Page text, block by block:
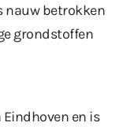
nauw betrokken
grondstoffen
en is